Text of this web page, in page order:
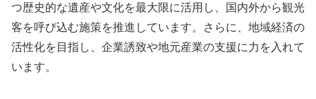
つ歴史的な遺産や文化を最大限に活用し、国内外から観光
客を呼び込む施策を推進しています。さらに、地域経済の
活性化を目指し、企業誘致や地元産業の支援に力を入れて
います。